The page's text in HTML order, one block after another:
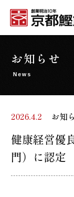
お知らせ
News
2026.4.2 お知
健康経営優
門）に認定